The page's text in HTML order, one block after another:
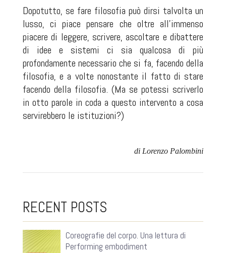
Dopotutto, se fare filosofia può dirsi talvolta un
lusso, ci piace pensare che oltre all'immenso
piacere di leggere, scrivere, ascoltare e dibattere
di idee e sistemi ci sia qualcosa di più
profondamente necessario che si fa, facendo della
filosofia, e a volte nonostante il fatto di stare
facendo della filosofia. (Ma se potessi scriverlo
in otto parole in coda a questo intervento a cosa
servirebbero le istituzioni?)
di Lorenzo Palombini
RECENT POSTS
Coreografie del corpo. Una lettura di
Performing embodiment